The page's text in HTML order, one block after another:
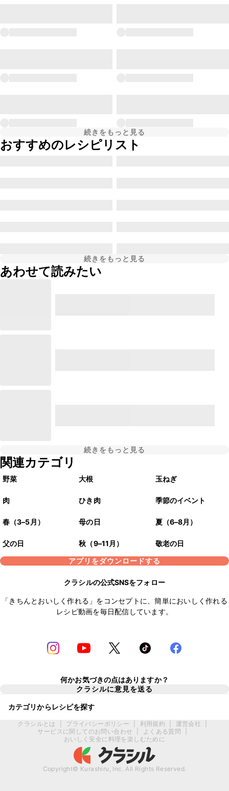
続きをもっと見る
おすすめのレシピリスト
続きをもっと見る
あわせて読みたい
続きをもっと見る
関連カテゴリ
野菜 大根 玉ねぎ
肉 ひき肉 季節のイベント
春（3–5月） 母の日 夏（6–8月）
父の日 秋（9–11月）
敬老の日
アプリをダウンロードする
クラシルの公式SNSをフォロー
「きちんとおいしく作れる」をコンセプトに、簡単においしく作れる
レシピ動画を毎日配信しています。
何かお気づきの点はありますか？
クラシルに意見を送る
カテゴリからレシピを探す
クラシルとは プライバシーポリシー 利用規約 運営会社
サービスに関してのお問い合わせ
よくある質問
おいしく安全に料理を楽しむために
Copyright© Kurashiru, Inc. All Rights Reserved.